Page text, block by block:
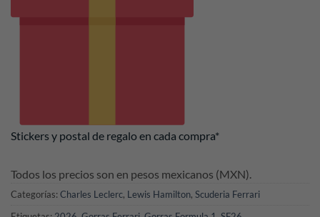
Stickers y postal de regalo en cada compra*
Todos los precios son en pesos mexicanos (MXN).
Categorías: Charles Leclerc, Lewis Hamilton, Scuderia Ferrari